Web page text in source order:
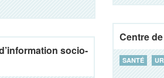
Centre
SANTÉ
socio-